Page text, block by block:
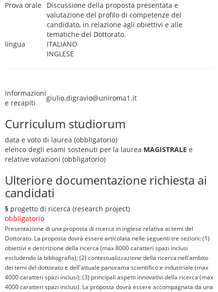
Prova orale
Discussione della proposta presentata e
valutazione del profilo di competenze del
candidato, in relazione agli obiettivi e alle
tematiche del Dottorato.
lingua
ITALIANO
INGLESE
Informazioni
e recapiti
giulio.digravio@uniroma1.it
Curriculum studiorum
data e voto di laurea (obbligatorio)
elenco degli esami sostenuti per la laurea MAGISTRALE e
relative votazioni (obbligatorio)
Ulteriore documentazione richiesta ai
candidati
§ progetto di ricerca (research project)
obbligatorio
Presentazione di una proposta di ricerca in inglese relativa ai temi del
Dottorato. La proposta dovrà essere articolata nelle seguenti tre sezioni: (1)
obiettivi e descrizione della ricerca (max 8000 caratteri spazi inclusi
escludendo la bibliografia); (2) contestualizzazione della ricerca nell'ambito
dei temi del dottorato e dell'attuale panorama scientifico e industriale (max
4000 caratteri spazi inclusi); (3) principali aspetti innovativi della ricerca (max
4000 caratteri spazi inclusi). La proposta dovrà essere accompagnata da una